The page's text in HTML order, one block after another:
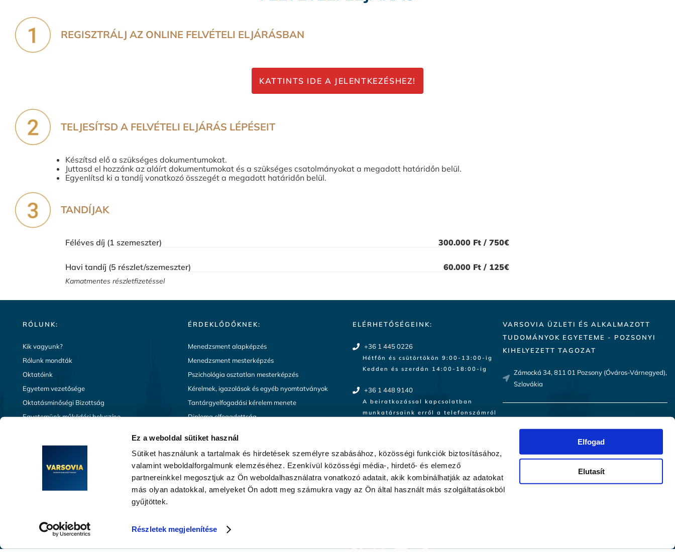
Ez a weboldal sütiket használ
Sütiket használunk a tartalmak és hirdetések személyre szabásához, közösségi funkciók biztosításához,
valamint weboldalforgalmunk elemzéséhez. Ezenkívül közösségi média-, hirdető- és elemező
partnereinkkel megosztjuk az Ön weboldalhasználatra vonatkozó adatait, akik kombinálhatják az adatokat
más olyan adatokkal, amelyeket Ön adott meg számukra vagy az Ön által használt más szolgáltatásokból
gyűjtöttek.
Részletek megjelenítése
Elfogad
Elutasít
REGISZTRÁLJ AZ ONLINE FELVÉTELI ELJÁRÁSBAN
KATTINTS IDE A JELENTKEZÉSHEZ!
TELJESÍTSD A FELVÉTELI ELJÁRÁS LÉPÉSEIT
Készítsd elő a szükséges dokumentumokat.
Juttasd el hozzánk az aláírt dokumentumokat és a szükséges csatolmányokat a megadott határidőn belül.
Egyenlítsd ki a tandíj vonatkozó összegét a megadott határidőn belül.
TANDÍJAK
Féléves díj (1 szemeszter) 300.000 Ft / 750€
Havi tandíj (5 részlet/szemeszter) 60.000 Ft / 125€
Kamatmentes részletfizetéssel
RÓLUNK:
Kik vagyunk?
Rólunk mondták
Oktatóink
Egyetem vezetősége
Oktatásminőségi Bizottság
Egyetemünk működési helyszíne
Szabályzatok
ÉRDEKLŐDŐKNEK:
Menedzsment alapképzés
Menedzsment mesterképzés
Pszichológia osztatlan mesterképzés
Kérelmek, igazolások és egyéb nyomtatványok
Tantárgyelfogadási kérelem menete
Diploma elfogadottság
ELÉRHETŐSÉGEINK:
+36 1 445 0226
Hétfőn és csütörtökön 9:00-13:00-ig
Kedden és szerdán 14:00-18:00-ig​
+36 1 448 9140
A beiratkozással kapcsolatban
munkatársaink erről a telefonszámról
hello@varsovia.hu
Hallgatóknak:
tanulmanyiosztaly@varsovia.hu
Posztgraduális képzésről:
VARSOVIA ÜZLETI ÉS ALKALMAZOTT
TUDOMÁNYOK EGYETEME - POZSONYI
KIHELYEZETT TAGOZAT
Zámocká 34, 811 01 Pozsony (Óváros-Várnegyed),
Szlovákia
időpontegyeztetéssel.)